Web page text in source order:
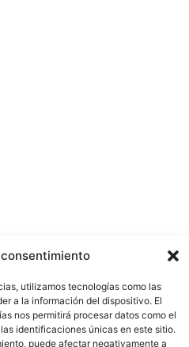
utilizamos tecnologías como las
a la información del dispositivo. El
nos permitirá procesar datos como el
identificaciones únicas en este sitio.
puede afectar negativamente a